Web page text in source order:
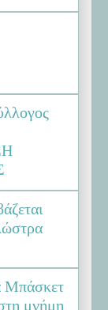
Μπάσκετ
μνήμη